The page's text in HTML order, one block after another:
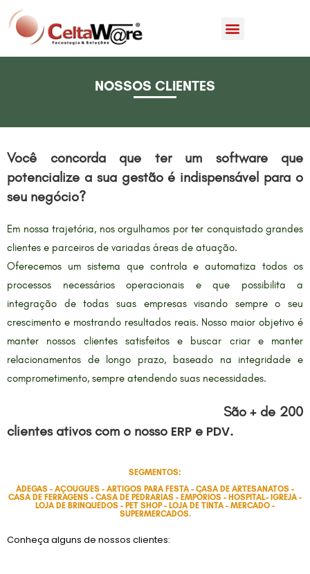
NOSSOS CLIENTES
Você concorda que ter um software que
potencialize a sua gestão é indispensável para o
seu negócio?
Em nossa trajetória, nos orgulhamos por ter conquistado grandes
clientes e parceiros de variadas áreas de atuação.
Oferecemos um sistema que controla e automatiza todos os
processos necessários operacionais e que possibilita a
integração de todas suas empresas visando sempre o seu
crescimento e mostrando resultados reais. Nosso maior objetivo é
manter nossos clientes satisfeitos e buscar criar e manter
relacionamentos de longo prazo, baseado na integridade e
comprometimento, sempre atendendo suas necessidades.
São + de 200
clientes ativos com o nosso ERP e PDV.
SEGMENTOS:
ADEGAS - AÇOUGUES - ARTIGOS PARA FESTA - CASA DE ARTESANATOS -
CASA DE FERRAGENS - CASA DE PEDRARIAS - EMPÓRIOS - HOSPITAL- IGREJA -
LOJA DE BRINQUEDOS - PET SHOP - LOJA DE TINTA - MERCADO -
SUPERMERCADOS.
Conheça alguns de nossos clientes: